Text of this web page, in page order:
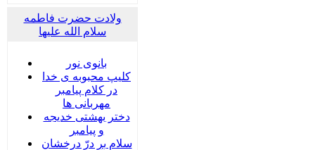
ولادت حضرت فاطمه
سلام الله علیها
بانوی نور
کلیپ محبوبه ی خدا
در کلام پیامبر
مهربانی ها
دختر بهشتی خدیجه
و پیامبر
سلام بر درّ درخشان